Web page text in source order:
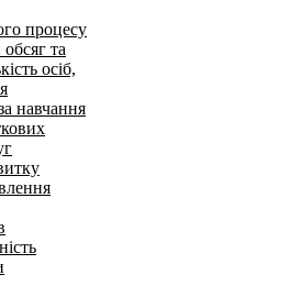
процесу
та
осіб,
навчання